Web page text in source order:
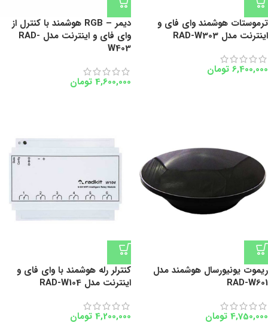
ترموستات هوشمند وای فای و
اینترنت مدل RAD-W303
6,400,000 تومان
دیمر – RGB هوشمند با کنترل از
وای فای و اینترنت مدل RAD-
W403
4,600,000 تومان
ریموت یونیورسال هوشمند مدل
RAD-W601
4,750,000 تومان
کنترلر رله هوشمند با وای فای و
اینترنت مدل RAD-W104
4,200,000 تومان